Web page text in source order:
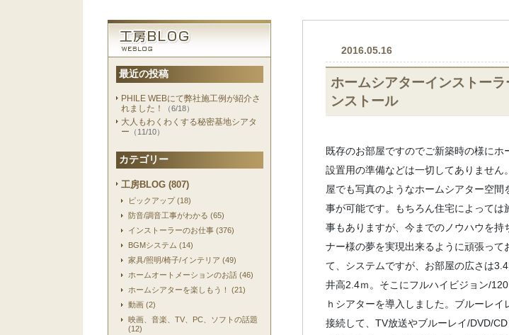
最近の投稿
PHILE WEBにて弊社施工例が紹介さ
れました！
（6/18）
大人もわくわくする秘密基地シアタ
ー （11/10）
カテゴリー
工房BLOG (807)
ピックアップ (18)
防音/調音工事がわかる (65)
インストーラーのお仕事 (376)
BGMシステム (14)
家具/照明/椅子/インテリア (49)
ホームオートメーションのお話 (46)
ホームシアターを楽しもう！ (21)
動画 (2)
映画、音楽、TV、PC、ソフトの話題
(12)
2016.05.16
ホームシアターインストー
ンストール
既存のお部屋ですのでご新築時の様にホ
設置用の準備などは一切してありません
屋でも写真のようなホームシアター空間
事が可能です。もちろん住宅によっては
事もありますが、今までのノウハウを持
ナー様の夢を実現出来るように頑張って
て、システムですが、お部屋の広さは
井高2.4ｍ。そこにフルハイビジョン/
ｈシアターを導入しました。ブルーレイ
接続して、TV放送やブルーレイ/DVD/